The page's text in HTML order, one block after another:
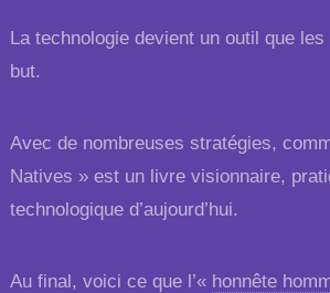
La technologie devient un outil que
but.
Avec de nombreuses stratégies,
Natives » est un livre visionnaire,
technologique d’aujourd’hui.
Au final, voici ce que l’« honnête